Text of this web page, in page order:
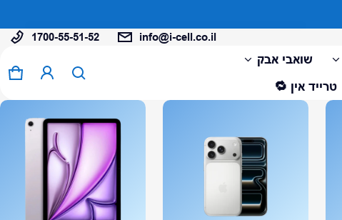
1700-55-51-52 info@i-cell.co.il
שואבי אבק
טרייד אין 🔁
0 פריטים
צפה בעגלה (